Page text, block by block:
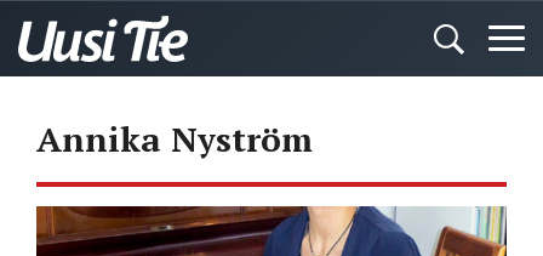
Annika Nyström